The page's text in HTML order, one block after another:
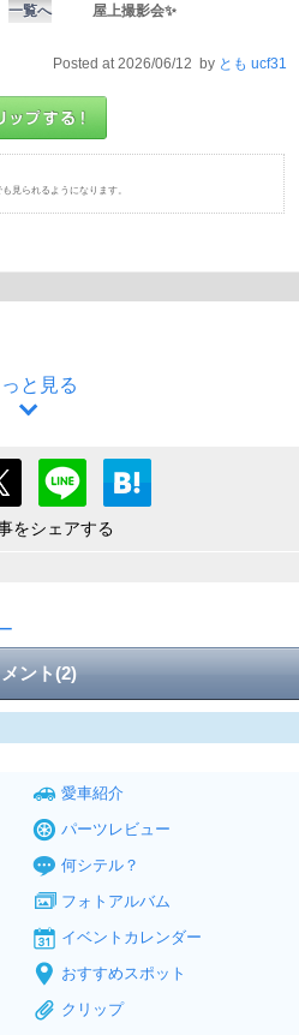
一覧へ 屋上撮影会✨
Posted at 2026/06/12 by とも ucf31
見られるようになります。
っと見る
をシェアする
ント(2)
愛車紹介
パーツレビュー
何シテル？
フォトアルバム
イベントカレンダー
おすすめスポット
クリップ